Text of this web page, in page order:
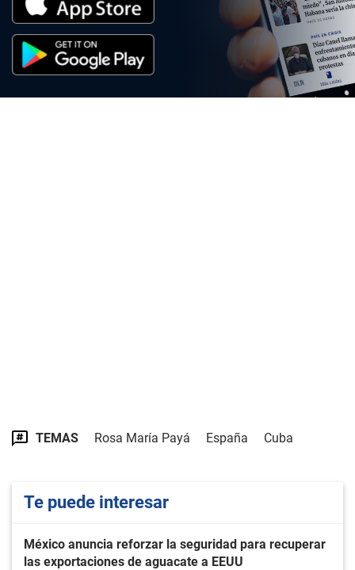
TEMAS Rosa María Payá España Cuba
Te puede interesar
México anuncia reforzar la seguridad para recuperar
las exportaciones de aguacate a EEUU